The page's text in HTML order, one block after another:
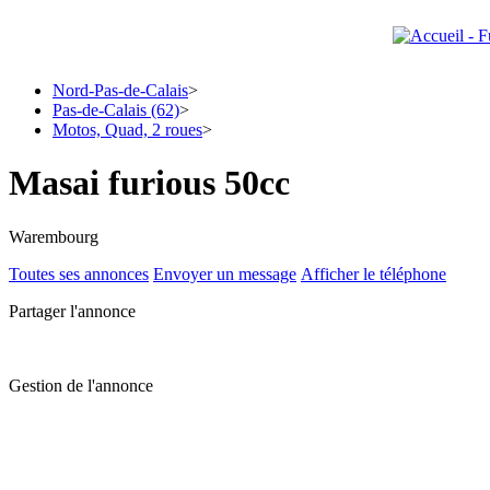
Nord-Pas-de-Calais>
Pas-de-Calais (62)>
Motos, Quad, 2 roues>
Masai furious 50cc
Warembourg
Toutes ses annonces Envoyer un message Afficher le téléphone
Partager l'annonce
Gestion de l'annonce